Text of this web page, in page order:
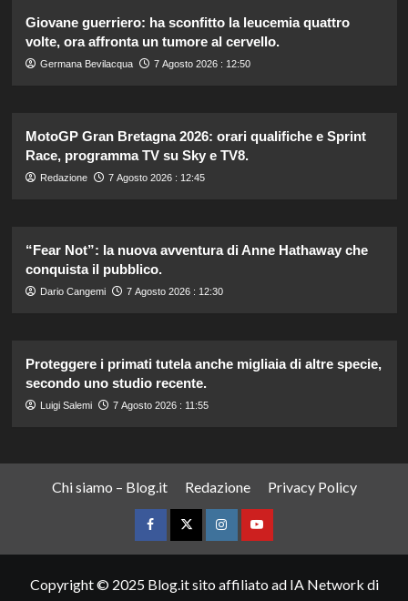
Giovane guerriero: ha sconfitto la leucemia quattro
volte, ora affronta un tumore al cervello.
Germana Bevilacqua 7 Agosto 2026 : 12:50
MotoGP Gran Bretagna 2026: orari qualifiche e Sprint
Race, programma TV su Sky e TV8.
Redazione 7 Agosto 2026 : 12:45
“Fear Not”: la nuova avventura di Anne Hathaway che
conquista il pubblico.
Dario Cangemi 7 Agosto 2026 : 12:30
Proteggere i primati tutela anche migliaia di altre specie,
secondo uno studio recente.
Luigi Salemi 7 Agosto 2026 : 11:55
Chi siamo – Blog.it Redazione Privacy Policy
FacebookTwitterInstagramYouTube
Copyright © 2025 Blog.it sito affiliato ad IA Network di